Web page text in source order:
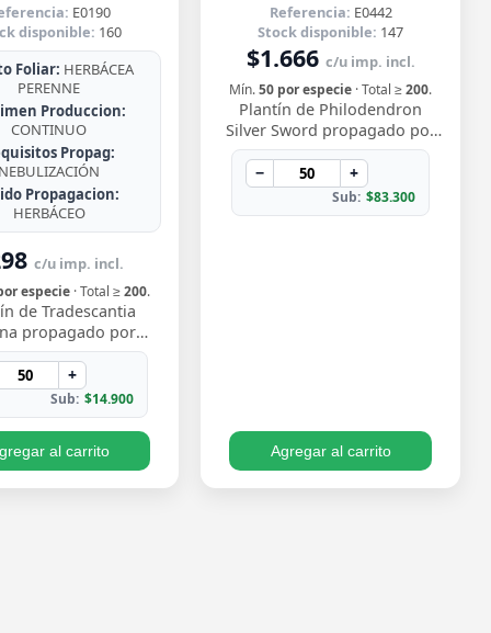
E0190
disponible: 160
Foliar: HERBÁCEA
PERENNE
Produccion:
CONTINUO
Propag:
NEBULIZACIÓN
Propagacion:
HERBÁCEO
c/u imp. incl.
especie · Total ≥200.
de Tradescantia
propagado por
enraizado, con ese
follaje bicolor de
morado y pl…
+
Sub: $14.900
al carrito
Referencia: E0442
Stock disponible: 147
$1.666 c/u imp. incl.
Mín.50 por especie · Total ≥200.
Plantín de Philodendron
Silver Sword propagado por
esqueje ya enraizado, con
hojas lanceoladas de un
plateado metálico …
− +
Sub: $83.300
Agregar al carrito